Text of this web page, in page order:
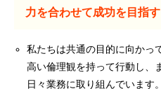
力を合わせて成功を目指す
私たちは共通の目的に向かっ
高い倫理観を持って行動し、
日々業務に取り組んでいます。